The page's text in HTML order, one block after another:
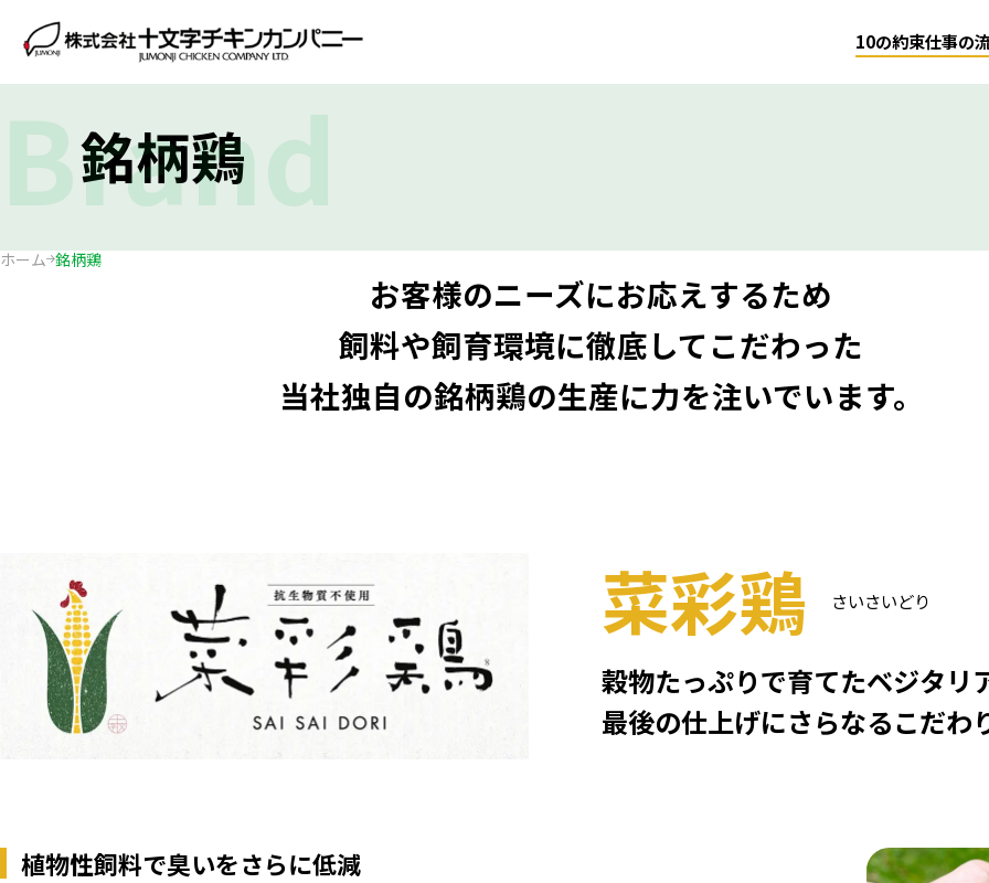
10の約束仕事の
銘柄鶏
Brand
ホーム 銘柄鶏
お客様のニーズにお応えするため
飼料や飼育環境に徹底してこだわった
当社独自の銘柄鶏の生産に力を注いでいます。
菜彩鶏 さいさいどり
穀物たっぷりで育てたベジタリ
最後の仕上げにさらなるこだわ
植物性飼料で臭いをさらに低減